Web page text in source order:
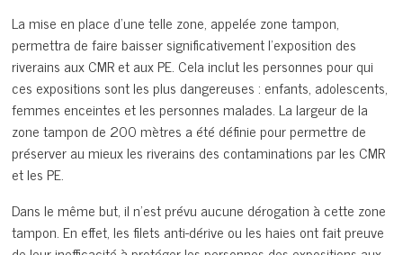
La mise en place d’une telle zone, appelée zone tampon,
permettra de faire baisser significativement l’exposition des
riverains aux CMR et aux PE. Cela inclut les personnes pour qui
ces expositions sont les plus dangereuses : enfants, adolescents,
femmes enceintes et les personnes malades. La largeur de la
zone tampon de 200 mètres a été définie pour permettre de
préserver au mieux les riverains des contaminations par les CMR
et les PE.
Dans le même but, il n’est prévu aucune dérogation à cette zone
tampon. En effet, les filets anti-dérive ou les haies ont fait preuve